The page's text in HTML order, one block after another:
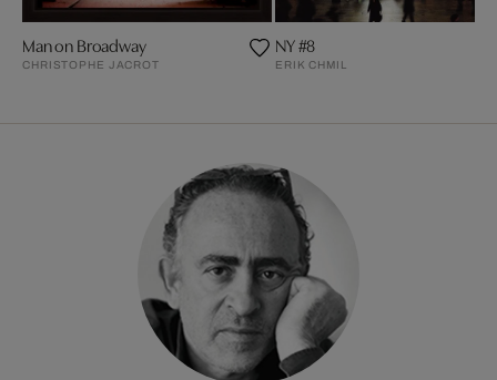
Man on Broadway
CHRISTOPHE JACROT
NY #8
ERIK CHMIL